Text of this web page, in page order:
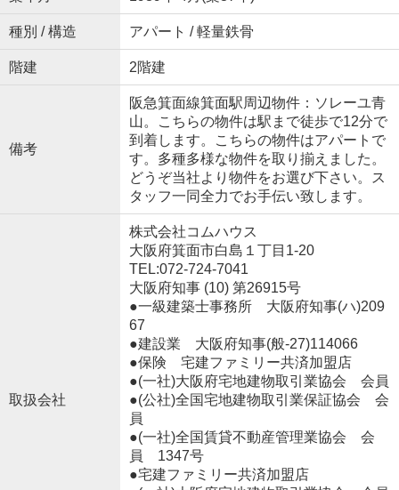
種別 / 構造 アパート / 軽量鉄骨
階建 2階建
備考
阪急箕面線箕面駅周辺物件：ソレーユ青
山。こちらの物件は駅まで徒歩で12分で
到着します。こちらの物件はアパートで
す。多種多様な物件を取り揃えました。
どうぞ当社より物件をお選び下さい。ス
タッフ一同全力でお手伝い致します。
取扱会社
株式会社コムハウス
大阪府箕面市白島１丁目1-20
TEL:072-724-7041
大阪府知事 (10) 第26915号
●一級建築士事務所 大阪府知事(ハ)209
67
●建設業 大阪府知事(般‐27)114066
●保険 宅建ファミリー共済加盟店
●(一社)大阪府宅地建物取引業協会 会員
●(公社)全国宅地建物取引業保証協会 会
員
●(一社)全国賃貸不動産管理業協会 会
員 1347号
●宅建ファミリー共済加盟店